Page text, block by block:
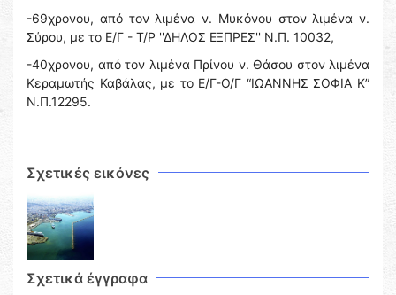
-69χρονου, από τον λιμένα ν. Μυκόνου στον λιμένα ν.
Σύρου, με το Ε/Γ - Τ/Ρ ''ΔΗΛΟΣ ΕΞΠΡΕΣ'' Ν.Π. 10032,
-40χρονου, από τον λιμένα Πρίνου ν. Θάσου στον λιμένα
Κεραμωτής Καβάλας, με το Ε/Γ-Ο/Γ “ΙΩΑΝΝΗΣ ΣΟΦΙΑ Κ”
Ν.Π.12295.
Σχετικές εικόνες
Σχετικά έγγραφα